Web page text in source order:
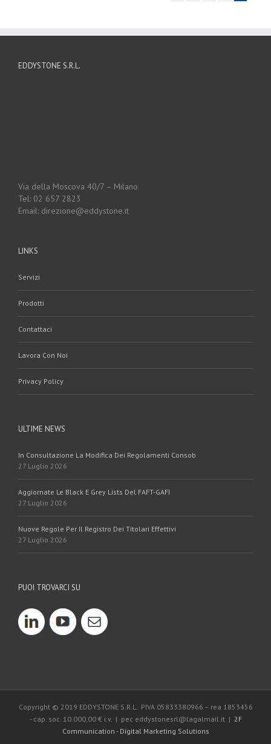
EDDYSTONE S.R.L.
Via della Moscova 40/7 – Milano
Tel: 02 657 2823
Email: direzione@eddystone.it
LINKS
Servizi
Prodotti
Contattaci
Lavora Con Noi
Privacy Policy
ULTIME NEWS
In Consultazione La Modifica Dei Regolamenti Consob
27 Luglio 2026
Aggiornate Le Black E Grey Lists Del FAFT-GAFI
27 Luglio 2026
Nuove Regole Per Il Registro Dei Titolari Effettivi
27 Luglio 2026
PUOI TROVARCI SU
Copyright © 2019 EDDYSTONE S.R.L. PIVA 05833380966 – rea 1853456
- cap. soc. 10.000,00 € i.v. | pec eddystonesrl@lagalmail.it | 2F
Communication - Digital Marketing Solutions